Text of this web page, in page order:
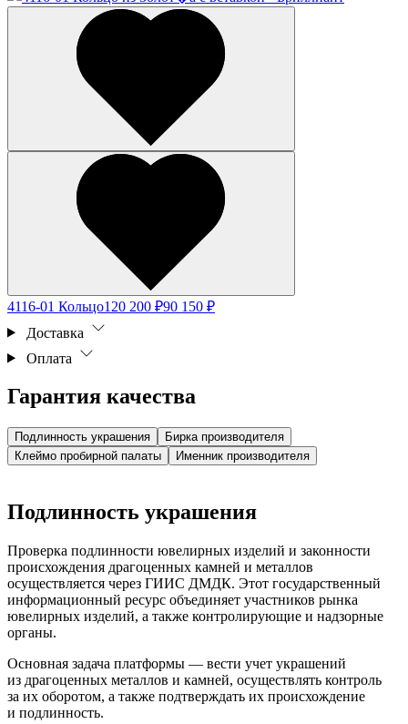
4116-01 Кольцо120 200 ₽90 150 ₽
Доставка
Оплата
Гарантия качества
Подлинность украшения
Бирка производителя
Клеймо пробирной палаты
Именник производителя
Подлинность украшения
Проверка подлинности ювелирных изделий и законности
происхождения драгоценных камней и металлов
осуществляется через ГИИС ДМДК. Этот государственный
информационный ресурс объединяет участников рынка
ювелирных изделий, а также контролирующие и надзорные
органы.
Основная задача платформы — вести учет украшений
из драгоценных металлов и камней, осуществлять контроль
за их оборотом, а также подтверждать их происхождение
и подлинность.